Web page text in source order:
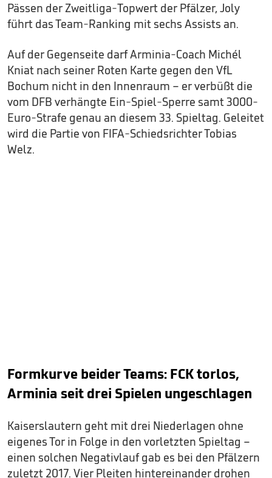
Pässen der Zweitliga-Topwert der Pfälzer, Joly
führt das Team-Ranking mit sechs Assists an.
Auf der Gegenseite darf Arminia-Coach Michél
Kniat nach seiner Roten Karte gegen den VfL
Bochum nicht in den Innenraum – er verbüßt die
vom DFB verhängte Ein-Spiel-Sperre samt 3000-
Euro-Strafe genau an diesem 33. Spieltag. Geleitet
wird die Partie von FIFA-Schiedsrichter Tobias
Welz.
Formkurve beider Teams: FCK torlos,
Arminia seit drei Spielen ungeschlagen
Kaiserslautern geht mit drei Niederlagen ohne
eigenes Tor in Folge in den vorletzten Spieltag –
einen solchen Negativlauf gab es bei den Pfälzern
zuletzt 2017. Vier Pleiten hintereinander drohen